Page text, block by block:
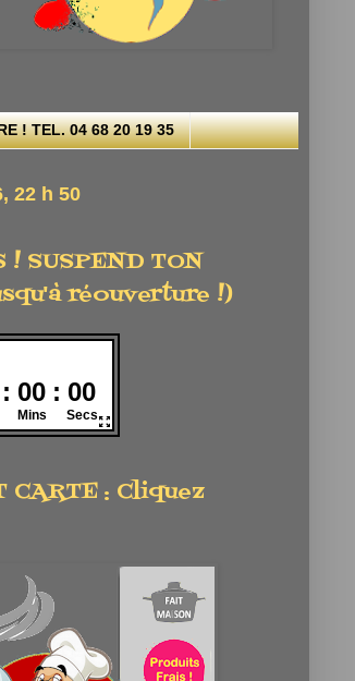
! TEL. 04 68 20 19 35
! SUSPEND TON
réouverture !)
CARTE : Cliquez